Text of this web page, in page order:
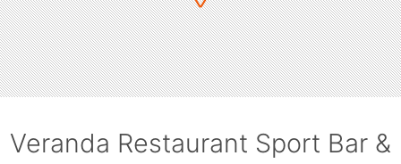
Veranda Restaurant Sport Bar &